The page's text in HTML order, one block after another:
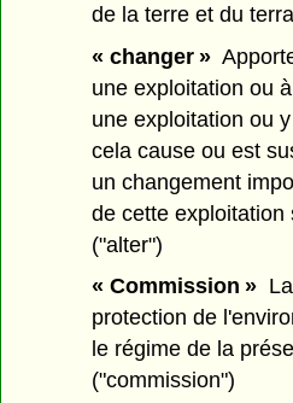
de la terre et du
« changer »
une exploitation ou
une exploitation ou
cela cause ou est
un changement
de cette exploitation
("alter")
« Commission »
protection de
le régime de la
("commission")